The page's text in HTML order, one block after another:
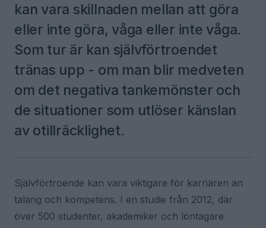
kan vara skillnaden mellan att göra
eller inte göra, våga eller inte våga.
Som tur är kan självförtroendet
tränas upp - om man blir medveten
om det negativa tankemönster och
de situationer som utlöser känslan
av otillräcklighet.
Självförtroende kan vara viktigare för karriären än
talang och kompetens. I en studie från 2012, där
över 500 studenter, akademiker och löntagare